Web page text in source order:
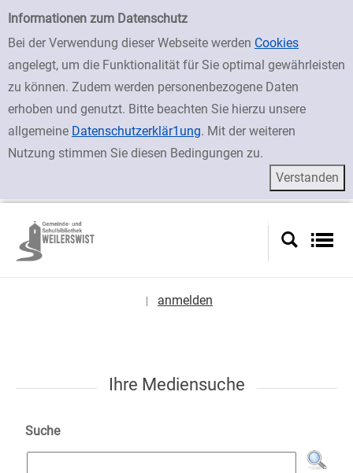
Einfache Suche
Informationen zum Datenschutz
Bei der Verwendung dieser Webseite werden Cookies
angelegt, um die Funktionalität für Sie optimal gewährleisten
zu können. Zudem werden personenbezogene Daten
erhoben und genutzt. Bitte beachten Sie hierzu unsere
allgemeine Datenschutzerklär1ung. Mit der weiteren
Nutzung stimmen Sie diesen Bedingungen zu.
zur Navigation springen
zum Inhalt springen
Zu den Suchfiltern springen
Zur Trefferliste springen
anmelden
Ihre Mediensuche
Suche